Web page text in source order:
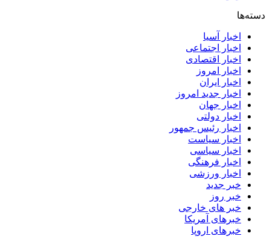
دسته‌ها
اخبار آسیا
اخبار اجتماعی
اخبار اقتصادی
اخبار امروز
اخبار ایران
اخبار جدید امروز
اخبار جهان
اخبار دولتی
اخبار رئیس جمهور
اخبار سیاست
اخبار سیاسی
اخبار فرهنگی
اخبار ورزشی
خبر جدید
خبر روز
خبر های خارجی
خبرهای آمریکا
خبرهای اروپا